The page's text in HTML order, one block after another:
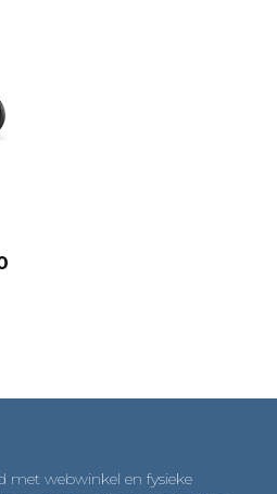
met webwinkel en fysieke